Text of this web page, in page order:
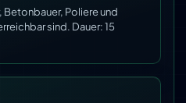
Betonbauer, Poliere und
sind. Dauer: 15